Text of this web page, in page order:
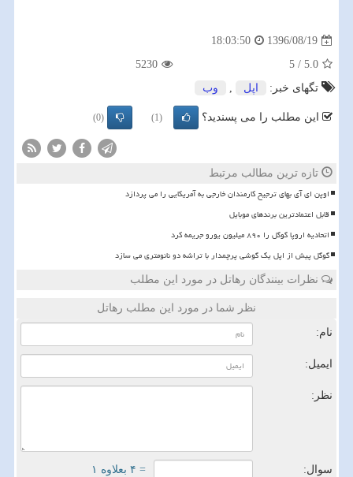
1396/08/19
18:03:50
5.0
/
5
5230
تگهای خبر:
اپل , وب
این مطلب را می پسندید؟ (1)
(0)
تازه ترین مطالب مرتبط
اوپن ای آی بهای ترجیح کارمندان خارجی به آمریکایی را می پردازد
قابل اعتمادترین برندهای موبایل
اتحادیه اروپا گوگل را ۸۹۰ میلیون یورو جریمه کرد
گوگل پیش از اپل یک گوشی پرچمدار با تراشه دو نانومتری می سازد
نظرات بینندگان رهاتل در مورد این مطلب
نظر شما در مورد این مطلب رهاتل
نام:
ایمیل:
نظر:
سوال: = ۴ بعلاوه ۱